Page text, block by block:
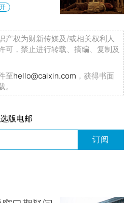
产权为财新传媒及/或相关权利人
可，禁止进行转载、摘编、复制及
至hello@caixin.com ，获得书面
版电邮
订阅